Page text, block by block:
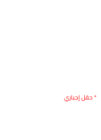
* حقل إجباري